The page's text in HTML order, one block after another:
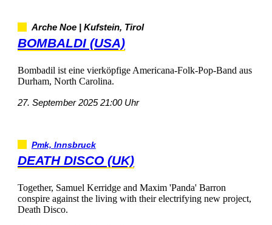
ArcheNoe|Kufstein,Tirol
BOMBALDI(USA)
BombadilisteinevierköpfigeAmericana-Folk-Pop-Bandaus
Durham,NorthCarolina.
27.September202521:00Uhr
Pmk,Innsbruck
DEATHDISCO(UK)
Together,SamuelKerridgeandMaxim'Panda'Barron
conspireagainstthelivingwiththeirelectrifyingnewproject,
DeathDisco.